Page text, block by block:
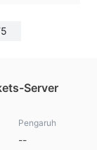
Server
Pengaruh
--